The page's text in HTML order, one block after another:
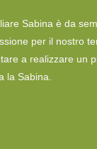
Sabina è da
per il nostro
a realizzare un
la Sabina.